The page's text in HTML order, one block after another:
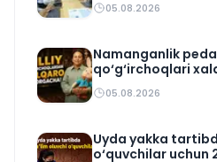
05.08.2026
Namanganlik
qo‘g‘irchoqlari
05.08.2026
Uyda yakka
o‘quvchilar uchun